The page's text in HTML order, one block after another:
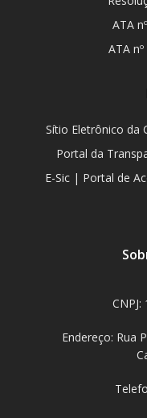
ATA
ATA
Sítio Eletrônico da
Portal da
E-Sic | Portal de
Endereço: Rua